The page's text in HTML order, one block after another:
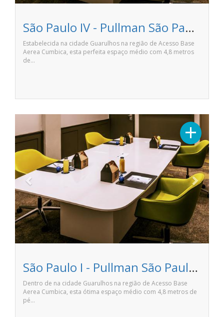
São Paulo IV - Pullman São Paulo Guarulhos Airport
Estabelecida na cidade Guarulhos na região de Acesso Base
Aerea Cumbica, esta perfeita espaço médio com 4,8 metros
de…
+Next
São Paulo I - Pullman São Paulo Guarulhos Airport
Dentro de na cidade Guarulhos na região de Acesso Base
Aerea Cumbica, esta ótima espaço médio com 4,8 metros de
pé…